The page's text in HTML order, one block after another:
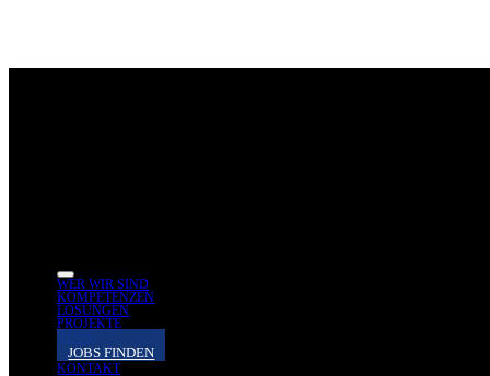
WER WIR SIND
KOMPETENZEN
LÖSUNGEN
PROJEKTE
JOBS FINDEN
KONTAKT